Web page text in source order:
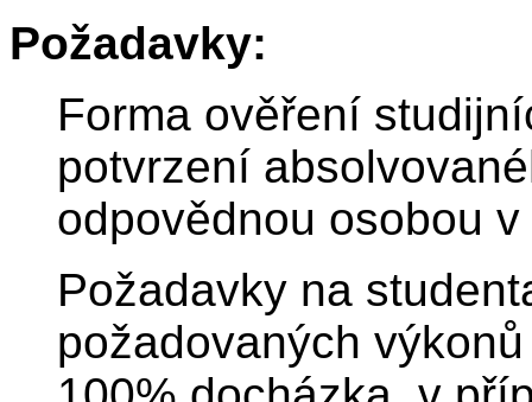
Požadavky:
Forma ověření
potvrzení
odpovědnou osobou
Požadavky na
požadovaných